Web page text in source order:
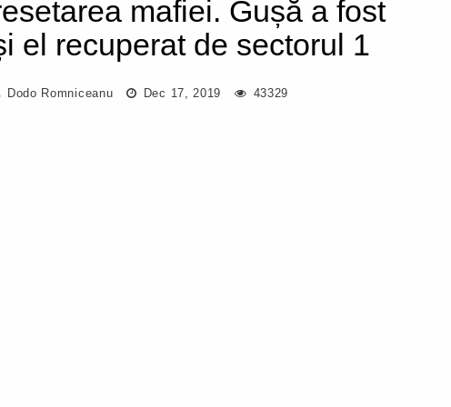
mafiei. Gușă a fost
el recuperat de sectorul 1
Dodo Romniceanu Dec 17, 2019 43329